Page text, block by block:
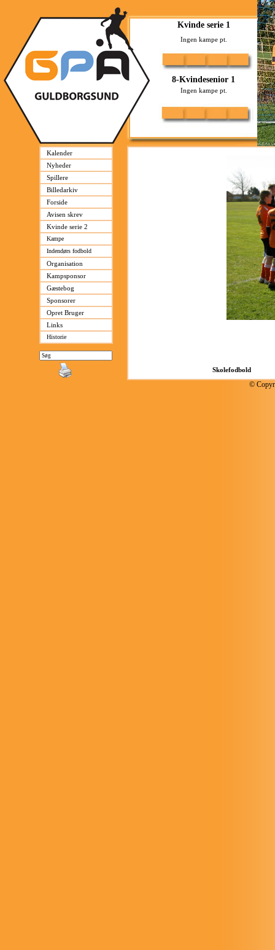
Kalender
Nyheder
Spillere
Billedarkiv
Forside
Avisen skrev
Kvinde serie 2
Kampe
Indendørs fodbold
Organisation
Kampsponsor
Gæstebog
Sponsorer
Opret Bruger
Links
Historie
©